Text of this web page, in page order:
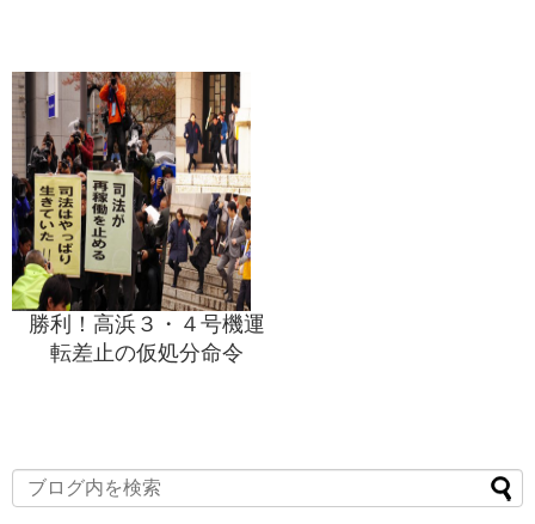
勝利！高浜３・４号機運
転差止の仮処分命令